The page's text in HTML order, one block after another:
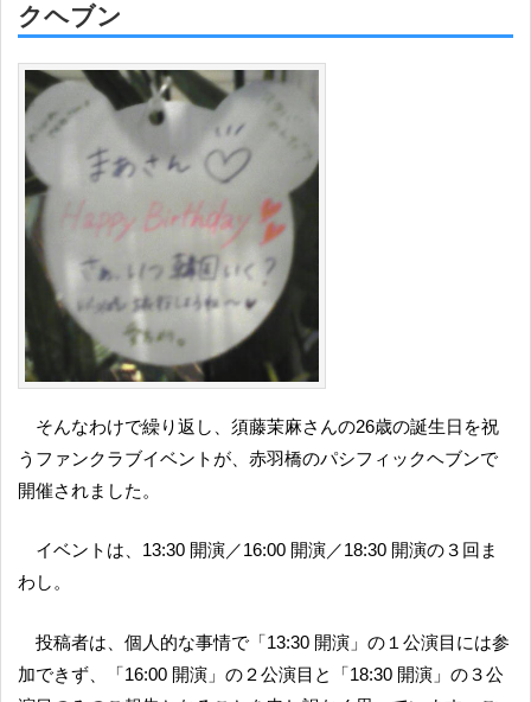
クヘブン
そんなわけで繰り返し、須藤茉麻さんの26歳の誕生日を祝
うファンクラブイベントが、赤羽橋のパシフィックヘブンで
開催されました。
イベントは、13:30 開演／16:00 開演／18:30 開演の３回ま
わし。
投稿者は、個人的な事情で「13:30 開演」の１公演目には参
加できず、「16:00 開演」の２公演目と「18:30 開演」の３公